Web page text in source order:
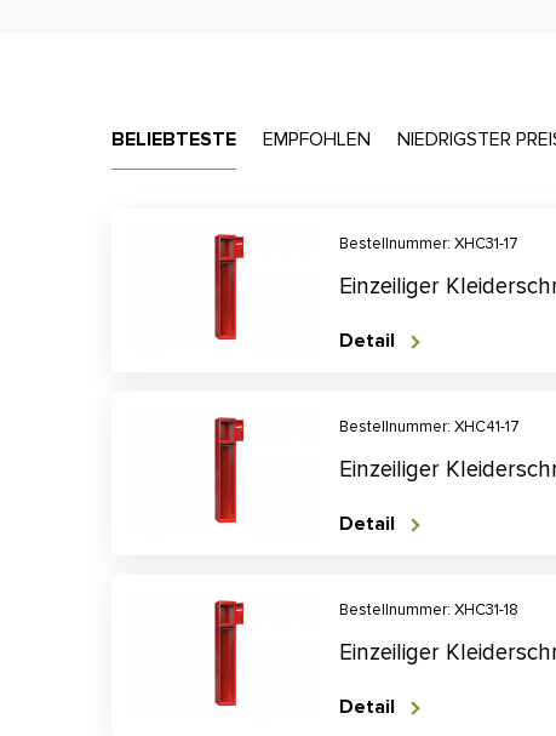
BELIEBTESTE EMPFOHLEN NIEDRIGSTER
Bestellnummer: XHC31-17
Einzeiliger
Detail
Bestellnummer: XHC41-17
Einzeiliger
Detail
Bestellnummer: XHC31-18
Einzeiliger
Detail